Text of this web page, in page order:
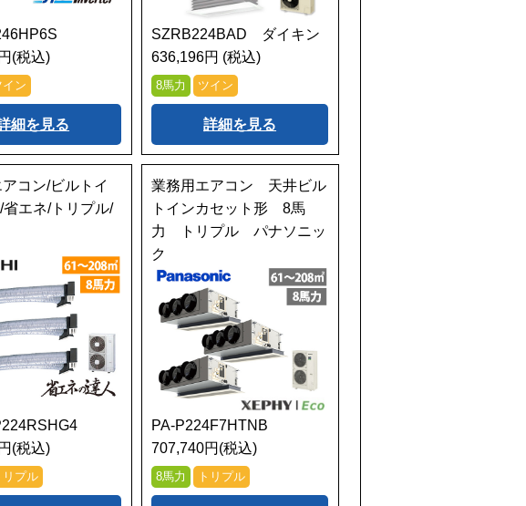
(税込)
イン
細を見る
SZRB224BAD ダイキン
636,196円 (税込)
8馬力 ツイン
詳細を見る
コン/ビルトイ
省エネ/トリプル/
(税込)
リプル
業務用エアコン 天井ビル
トインカセット形 8馬
力 トリプル パナソニッ
ク
PA-P224F7HTNB
707,740円(税込)
8馬力 トリプル